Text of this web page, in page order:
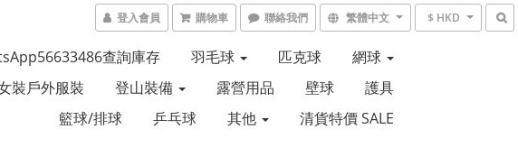
登入會員 購物車 聯絡我們 繁體中文 $ HKD
查詢庫存 羽毛球 匹克球
網球
裝戶外服裝 登山裝備 露營用品 壁球
護具
籃球/排球
乒乓球 其他 清貨特價 SALE